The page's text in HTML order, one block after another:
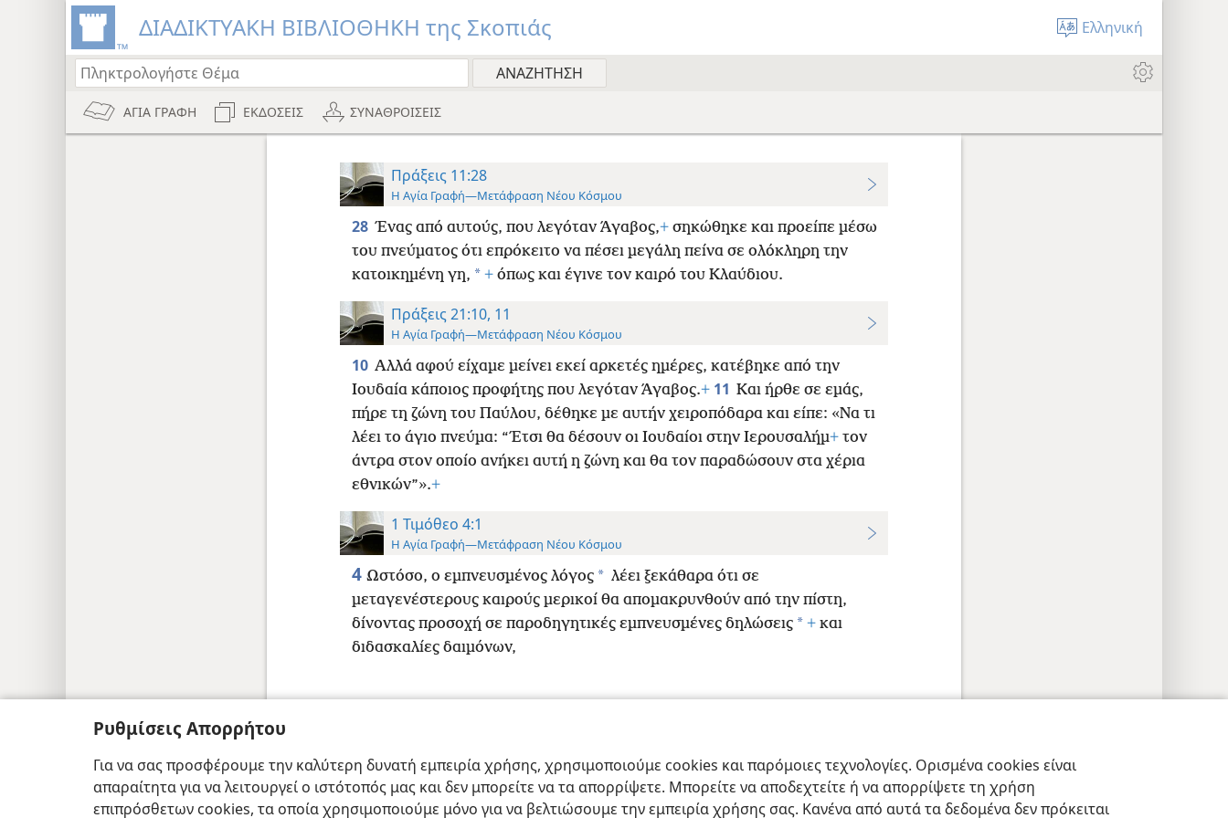
Ρυθμίσεις Απορρήτου
Για να σας προσφέρουμε την καλύτερη δυνατή εμπειρία χρήσης, χρησιμοποιούμε cookies και παρόμοιες τεχνολογίες. Ορισμένα cookies είναι
απαραίτητα για να λειτουργεί ο ιστότοπός μας και δεν μπορείτε να τα απορρίψετε. Μπορείτε να αποδεχτείτε ή να απορρίψετε τη χρήση
επιπρόσθετων cookies, τα οποία χρησιμοποιούμε μόνο για να βελτιώσουμε την εμπειρία χρήσης σας. Κανένα από αυτά τα δεδομένα δεν πρόκειται
ΔΙΑΔΙΚΤΥΑΚΗ ΒΙΒΛΙΟΘΗΚΗ της Σκοπιάς Ελληνική
ΑΓΙΑ ΓΡΑΦΗ ΕΚΔΟΣΕΙΣ ΣΥΝΑΘΡΟΙΣΕΙΣ
Πράξεις 11:28
Η Αγία Γραφή—Μετάφραση Νέου Κόσμου
28 Ένας από αυτούς, που λεγόταν Άγαβος,+σηκώθηκε και προείπε μέσω
του πνεύματος ότι επρόκειτο να πέσει μεγάλη πείνα σε ολόκληρη την
κατοικημένη γη, * +όπως και έγινε τον καιρό του Κλαύδιου.
Πράξεις 21:10, 11
Η Αγία Γραφή—Μετάφραση Νέου Κόσμου
10 Αλλά αφού είχαμε μείνει εκεί αρκετές ημέρες, κατέβηκε από την
Ιουδαία κάποιος προφήτης που λεγόταν Άγαβος.+ 11 Και ήρθε σε εμάς,
πήρε τη ζώνη του Παύλου, δέθηκε με αυτήν χειροπόδαρα και είπε: «Να τι
λέει το άγιο πνεύμα: “Έτσι θα δέσουν οι Ιουδαίοι στην Ιερουσαλήμ+τον
άντρα στον οποίο ανήκει αυτή η ζώνη και θα τον παραδώσουν στα χέρια
εθνικών”».+
1 Τιμόθεο 4:1
Η Αγία Γραφή—Μετάφραση Νέου Κόσμου
4 Ωστόσο, ο εμπνευσμένος λόγος * λέει ξεκάθαρα ότι σε
μεταγενέστερους καιρούς μερικοί θα απομακρυνθούν από την πίστη,
δίνοντας προσοχή σε παροδηγητικές εμπνευσμένες δηλώσεις * +και
διδασκαλίες δαιμόνων,
Copyright© 2026 Watch Tower Bible and Tract Society of Pennsylvania Όροι Χρήσης Πολιτική Απορρήτου Ρυθμίσεις Απορρήτου JW.ORG Σύνδεση